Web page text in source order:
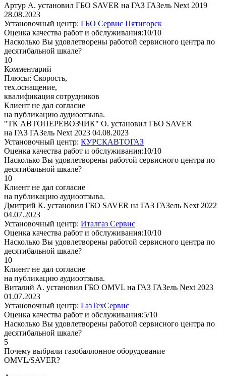
Артур А. установил ГБО SAVER на ГАЗ ГАЗель Next 2019
28.08.2023
Установочный центр: ГБО Сервис Пятигорск
Оценка качества работ и обслуживания:10/10
Насколько Вы удовлетворены работой сервисного центра по
десятибальной шкале?
10
Комментарий
Плюсы: Скорость,
тех.оснащение,
квалификация сотрудников
Клиент не дал согласие
на публикацию аудиоотзыва.
"ТК АВТОПЕРЕВОЗЧИК" О. установил ГБО SAVER
на ГАЗ ГАЗель Next 2023 04.08.2023
Установочный центр: КУРСКАВТОГАЗ
Оценка качества работ и обслуживания:10/10
Насколько Вы удовлетворены работой сервисного центра по
десятибальной шкале?
10
Клиент не дал согласие
на публикацию аудиоотзыва.
Дмитрий К. установил ГБО SAVER на ГАЗ ГАЗель Next 2022
04.07.2023
Установочный центр: Италгаз Сервис
Оценка качества работ и обслуживания:10/10
Насколько Вы удовлетворены работой сервисного центра по
десятибальной шкале?
10
Клиент не дал согласие
на публикацию аудиоотзыва.
Виталий А. установил ГБО OMVL на ГАЗ ГАЗель Next 2023
01.07.2023
Установочный центр: ГазТехСервис
Оценка качества работ и обслуживания:5/10
Насколько Вы удовлетворены работой сервисного центра по
десятибальной шкале?
5
Почему выбрали газобаллонное оборудование
OMVL/SAVER?